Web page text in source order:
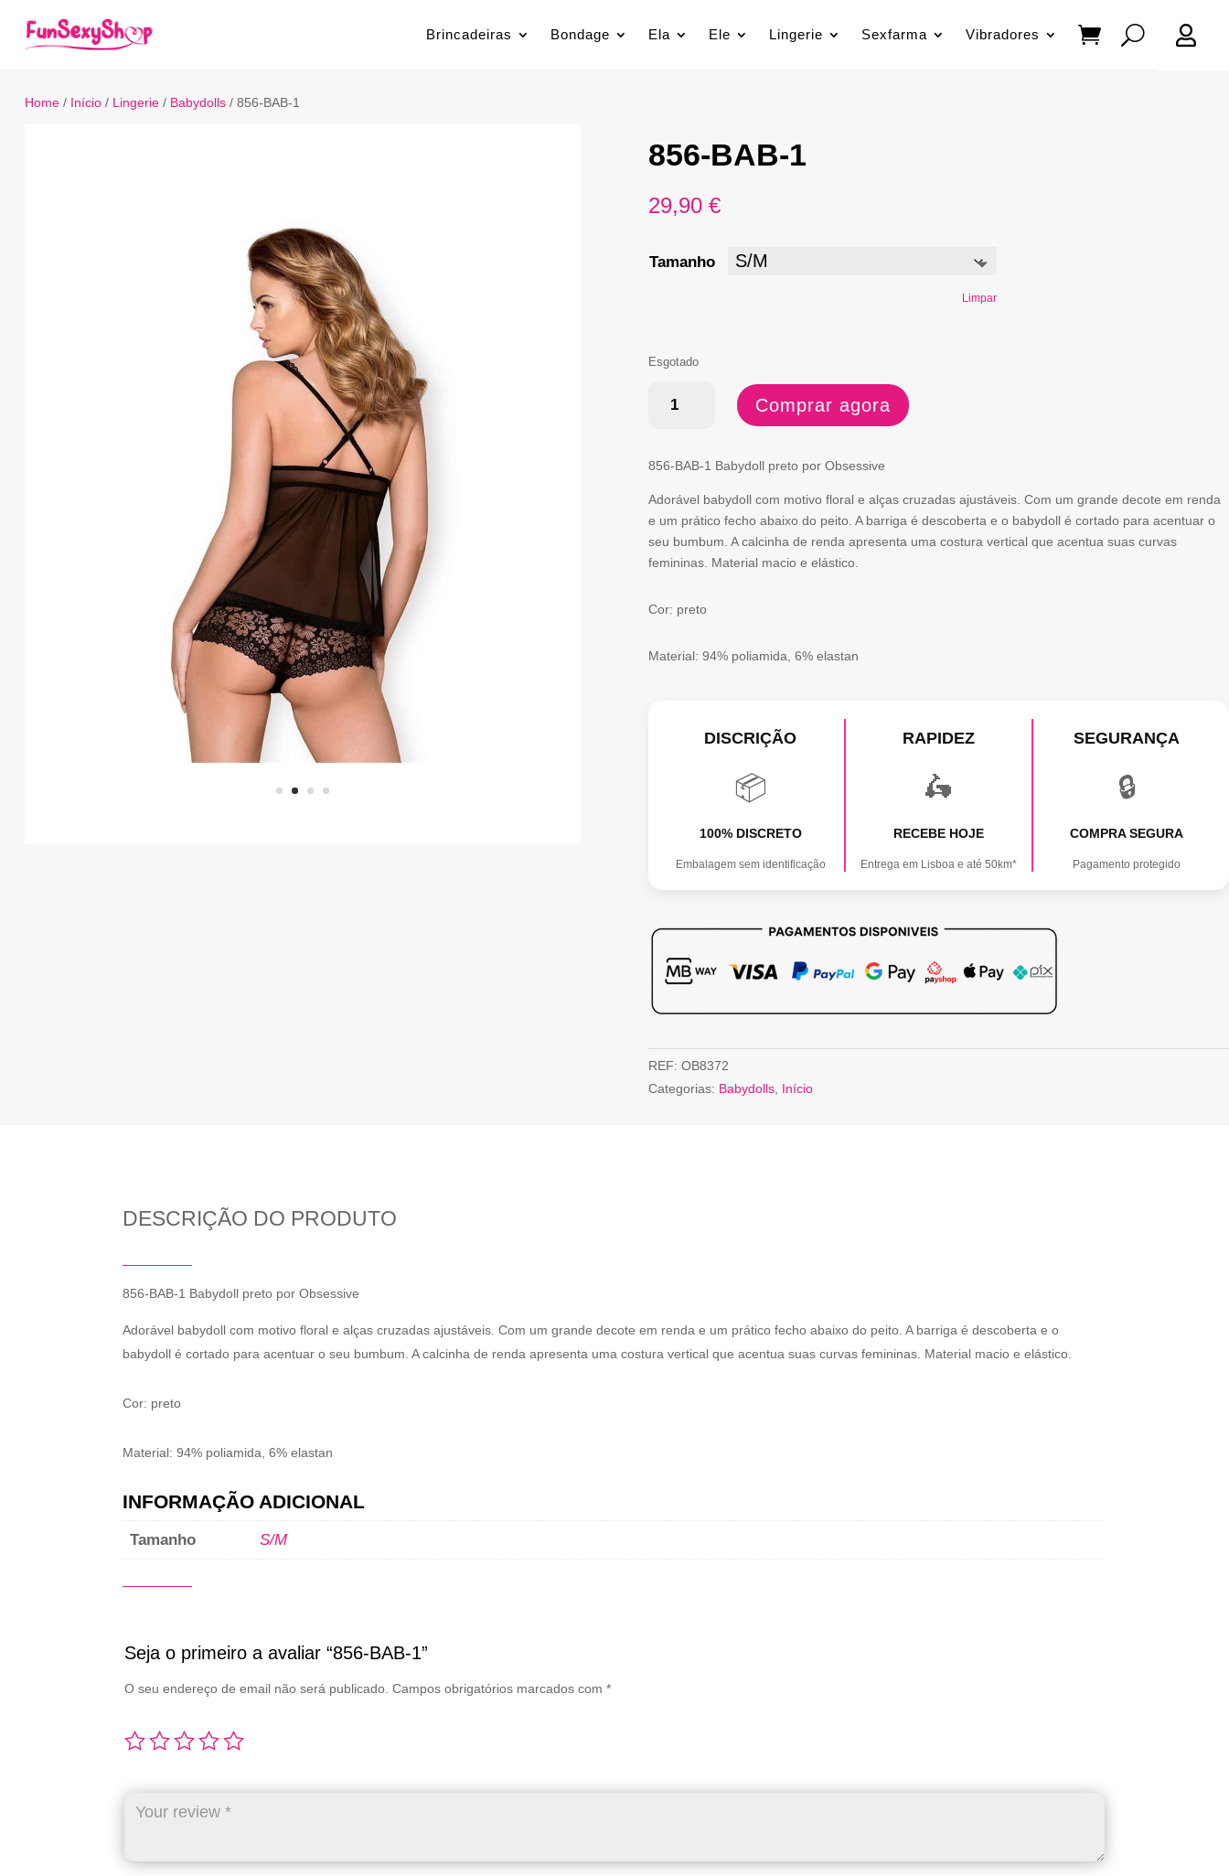
Brincadeiras Bondage Ela Ele Lingerie Sexfarma Vibradores 
Home/ Início/ Lingerie/ Babydolls/ 856-BAB-1
856-BAB-1
29,90 €
Tamanho
Limpar
Esgotado
Comprar agora
856-BAB-1 Babydoll preto por Obsessive
Adorável babydoll com motivo floral e alças cruzadas ajustáveis. Com um grande decote em renda
e um prático fecho abaixo do peito. A barriga é descoberta e o babydoll é cortado para acentuar o
seu bumbum. A calcinha de renda apresenta uma costura vertical que acentua suas curvas
femininas. Material macio e elástico.
Cor: preto
Material: 94% poliamida, 6% elastan
DISCRIÇÃO
📦
100% DISCRETO
Embalagem sem identificação
RAPIDEZ
🛵
RECEBE HOJE
Entrega em Lisboa e até 50km*
SEGURANÇA
🔒
COMPRA SEGURA
Pagamento protegido
REF: OB8372
Categorias: Babydolls, Início
DESCRIÇÃO DO PRODUTO
856-BAB-1 Babydoll preto por Obsessive
Adorável babydoll com motivo floral e alças cruzadas ajustáveis. Com um grande decote em renda e um prático fecho abaixo do peito. A barriga é descoberta e o
babydoll é cortado para acentuar o seu bumbum. A calcinha de renda apresenta uma costura vertical que acentua suas curvas femininas. Material macio e elástico.
Cor: preto
Material: 94% poliamida, 6% elastan
INFORMAÇÃO ADICIONAL
Tamanho S/M
Seja o primeiro a avaliar “856-BAB-1”
O seu endereço de email não será publicado. Campos obrigatórios marcados com*